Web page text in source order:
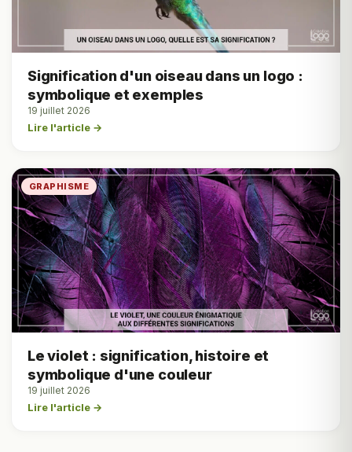
Signification d'un oiseau dans un logo :
symbolique et exemples
19 juillet 2026
Lire l'article →
GRAPHISME
Le violet : signification, histoire et
symbolique d'une couleur
19 juillet 2026
Lire l'article →